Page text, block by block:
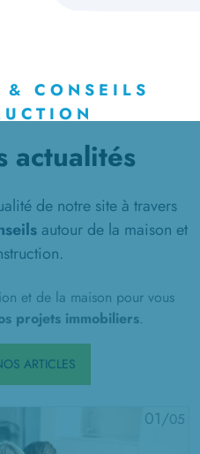
& CONSEILS
actualités
de notre site à travers
autour de la maison et
et de la maison pour vous
projets immobiliers.
ARTICLES
01/05